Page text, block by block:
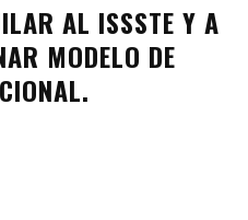
AL ISSSTE Y A
MODELO DE